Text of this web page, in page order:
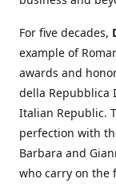
For five decades,
example of
awards and
della Repubblica
Italian Republic.
perfection with
Barbara and
who carry on the